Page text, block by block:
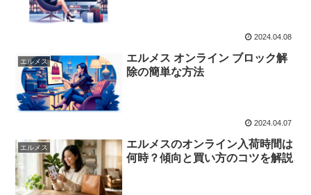
2024.04.08
エルメス
エルメス オンライン ブロック解
除の簡単な方法
2024.04.07
エルメス
エルメスのオンライン入荷時間は
何時？傾向と買い方のコツを解説